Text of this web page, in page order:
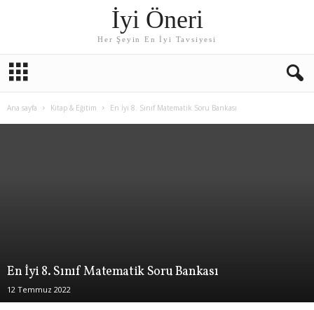
İyi Öneri
Her Şeyin En İyi Tavsiyesi
Ana sayfa Kitap & Eğitim En İyi 8. Sınıf Matematik Soru Bankası
En İyi 8. Sınıf Matematik Soru Bankası
12 Temmuz 2022